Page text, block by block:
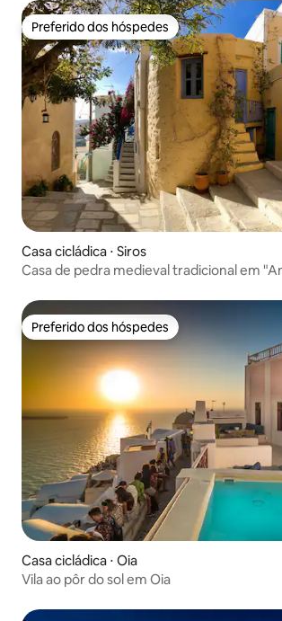
Preferido dos hóspedes
Preferido dos hóspedes
Casa cicládica ⋅ Siros
Casa de pedra medieval tradicional em
Preferido dos hóspedes
Preferido dos hóspedes
Casa cicládica ⋅ Oia
Vila ao pôr do sol em Oia